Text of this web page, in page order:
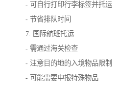
- 可自行打印行李标签并托运
- 节省排队时间
7. 国际航班托运
- 需通过海关检查
- 注意目的地的入境物品限制
- 可能需要申报特殊物品